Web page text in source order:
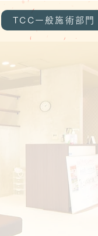
TCC一般施術部門